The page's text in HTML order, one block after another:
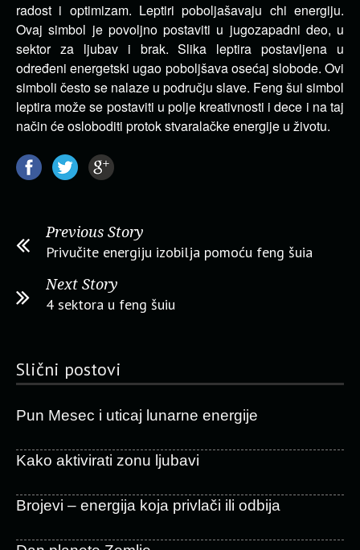
radost i optimizam. Leptiri poboljašavaju chi energiju.
Ovaj simbol je povoljno postaviti u jugozapadni deo, u
sektor za ljubav i brak. Slika leptira postavljena u
određeni energetski ugao poboljšava osećaj slobode. Ovi
simboli često se nalaze u području slave. Feng šui simbol
leptira može se postaviti u polje kreativnosti i dece i na taj
način će osloboditi protok stvaralačke energije u životu.
Previous Story
Privučite energiju izobilja pomoću feng šuia
Next Story
4 sektora u feng šuiu
Slični postovi
Pun Mesec i uticaj lunarne energije
Kako aktivirati zonu ljubavi
Brojevi – energija koja privlači ili odbija